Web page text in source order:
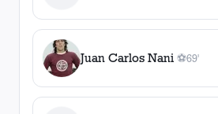
Juan Carlos Nani ⚽
1gol
69'